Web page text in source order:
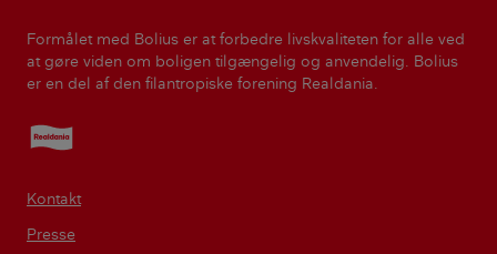
Formålet med Bolius er at forbedre livskvaliteten for alle ved
at gøre viden om boligen tilgængelig og anvendelig. Bolius
er en del af den filantropiske forening Realdania.
Realdania
Kontakt
Presse